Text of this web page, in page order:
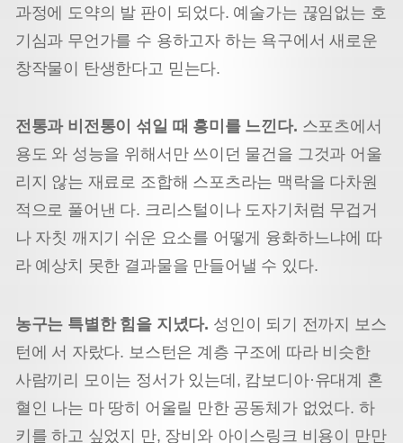
과정에 도약의 발 판이 되었다. 예술가는 끊임없는 호
기심과 무언가를 수 용하고자 하는 욕구에서 새로운
창작물이 탄생한다고 믿는다.
전통과 비전통이 섞일 때 흥미를 느낀다. 스포츠에서
용도 와 성능을 위해서만 쓰이던 물건을 그것과 어울
리지 않는 재료로 조합해 스포츠라는 맥락을 다차원
적으로 풀어낸 다. 크리스털이나 도자기처럼 무겁거
나 자칫 깨지기 쉬운 요소를 어떻게 융화하느냐에 따
라 예상치 못한 결과물을 만들어낼 수 있다.
농구는 특별한 힘을 지녔다. 성인이 되기 전까지 보스
턴에 서 자랐다. 보스턴은 계층 구조에 따라 비슷한
사람끼리 모이는 정서가 있는데, 캄보디아·유대계 혼
혈인 나는 마 땅히 어울릴 만한 공동체가 없었다. 하
키를 하고 싶었지 만, 장비와 아이스링크 비용이 만만